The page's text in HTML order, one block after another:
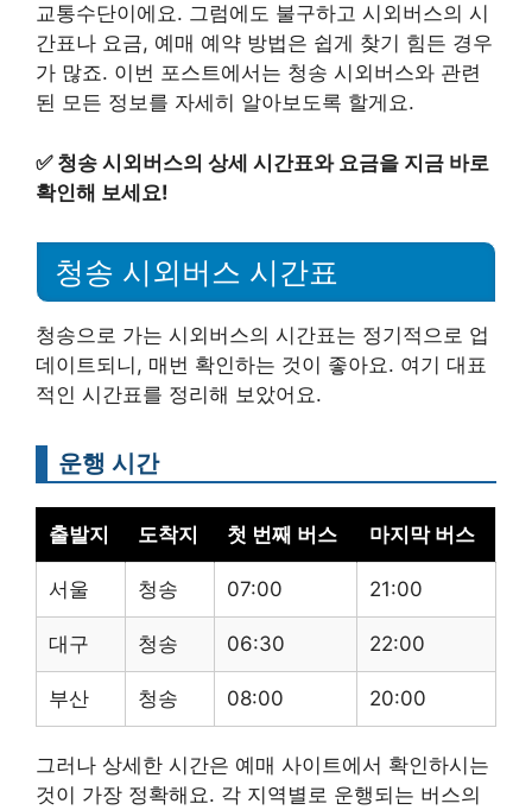
교통수단이에요. 그럼에도 불구하고 시외버스의 시
간표나 요금, 예매 예약 방법은 쉽게 찾기 힘든 경우
가 많죠. 이번 포스트에서는 청송 시외버스와 관련
된 모든 정보를 자세히 알아보도록 할게요.
✅ 청송 시외버스의 상세 시간표와 요금을 지금 바로
확인해 보세요!
청송 시외버스 시간표
청송으로 가는 시외버스의 시간표는 정기적으로 업
데이트되니, 매번 확인하는 것이 좋아요. 여기 대표
적인 시간표를 정리해 보았어요.
운행 시간
출발지 도착지 첫 번째 버스 마지막 버스
서울 청송 07:00 21:00
대구 청송 06:30 22:00
부산 청송 08:00 20:00
그러나 상세한 시간은 예매 사이트에서 확인하시는
것이 가장 정확해요. 각 지역별로 운행되는 버스의